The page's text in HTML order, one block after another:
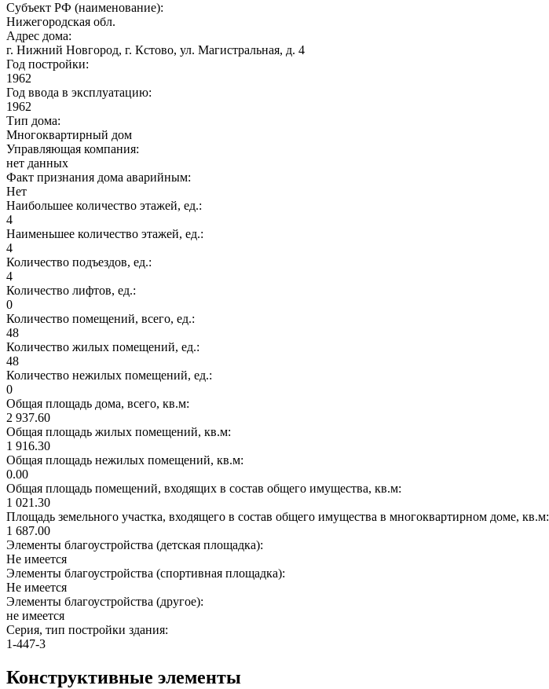
Субъект РФ (наименование):
Нижегородская обл.
Адрес дома:
г. Нижний Новгород, г. Кстово, ул. Магистральная, д. 4
Год постройки:
1962
Год ввода в эксплуатацию:
1962
Тип дома:
Многоквартирный дом
Управляющая компания:
нет данных
Факт признания дома аварийным:
Нет
Наибольшее количество этажей, ед.:
4
Наименьшее количество этажей, ед.:
4
Количество подъездов, ед.:
4
Количество лифтов, ед.:
0
Количество помещений, всего, ед.:
48
Количество жилых помещений, ед.:
48
Количество нежилых помещений, ед.:
0
Общая площадь дома, всего, кв.м:
2 937.60
Общая площадь жилых помещений, кв.м:
1 916.30
Общая площадь нежилых помещений, кв.м:
0.00
Общая площадь помещений, входящих в состав общего имущества, кв.м:
1 021.30
Площадь земельного участка, входящего в состав общего имущества в многоквартирном доме, кв.м:
1 687.00
Элементы благоустройства (детская площадка):
Не имеется
Элементы благоустройства (спортивная площадка):
Не имеется
Элементы благоустройства (другое):
не имеется
Серия, тип постройки здания:
1-447-3
Конструктивные элементы